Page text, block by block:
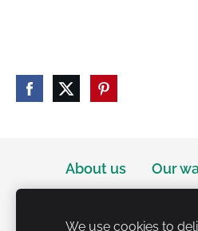
About us
Our
We use cookies to